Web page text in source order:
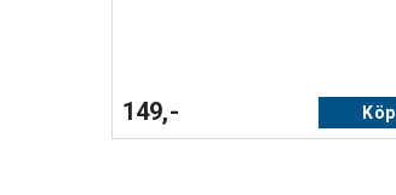
149,- Köp